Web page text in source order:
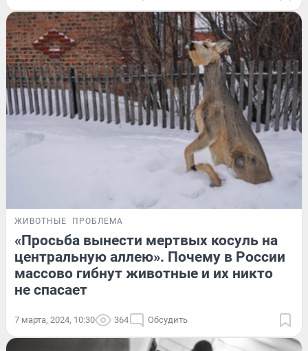
ЖИВОТНЫЕ ПРОБЛЕМА
«Просьба вынести мертвых косуль на
центральную аллею». Почему в России
массово гибнут животные и их никто
не спасает
7 марта, 2024, 10:30 364 Обсудить